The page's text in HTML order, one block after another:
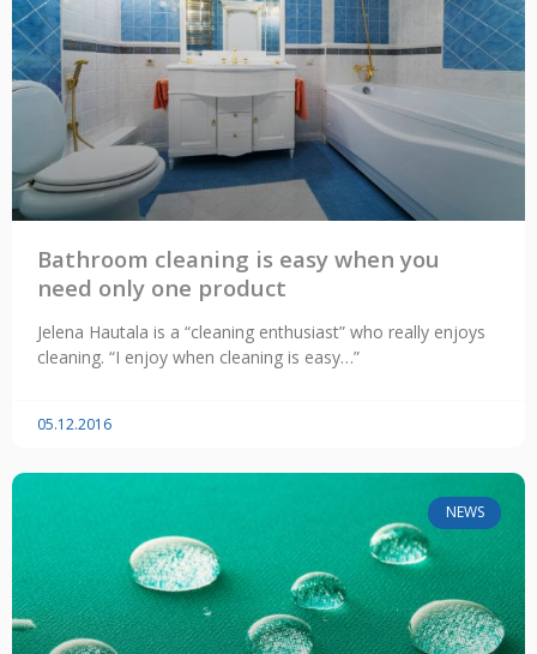
Bathroom cleaning is easy when you
need only one product
Jelena Hautala is a “cleaning enthusiast” who really enjoys
cleaning. “I enjoy when cleaning is easy…”
05.12.2016
NEWS